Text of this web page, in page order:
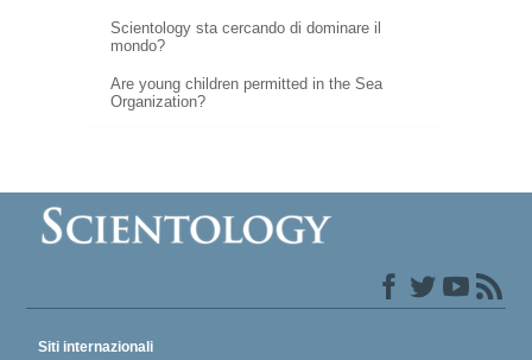
Scientology sta cercando di dominare il
mondo?
Are young children permitted in the Sea
Organization?
Siti internazionali